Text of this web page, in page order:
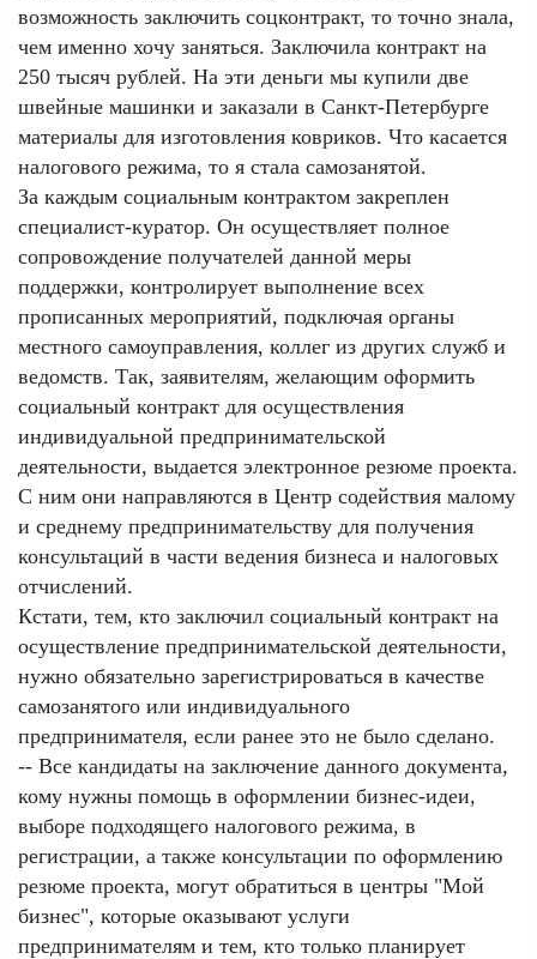
возможность заключить соцконтракт, то точно знала,
чем именно хочу заняться. Заключила контракт на
250 тысяч рублей. На эти деньги мы купили две
швейные машинки и заказали в Санкт-Петербурге
материалы для изготовления ковриков. Что касается
налогового режима, то я стала самозанятой.
За каждым социальным контрактом закреплен
специалист-куратор. Он осуществляет полное
сопровождение получателей данной меры
поддержки, контролирует выполнение всех
прописанных мероприятий, подключая органы
местного самоуправления, коллег из других служб и
ведомств. Так, заявителям, желающим оформить
социальный контракт для осуществления
индивидуальной предпринимательской
деятельности, выдается электронное резюме проекта.
С ним они направляются в Центр содействия малому
и среднему предпринимательству для получения
консультаций в части ведения бизнеса и налоговых
отчислений.
Кстати, тем, кто заключил социальный контракт на
осуществление предпринимательской деятельности,
нужно обязательно зарегистрироваться в качестве
самозанятого или индивидуального
предпринимателя, если ранее это не было сделано.
-- Все кандидаты на заключение данного документа,
кому нужны помощь в оформлении бизнес-идеи,
выборе подходящего налогового режима, в
регистрации, а также консультации по оформлению
резюме проекта, могут обратиться в центры "Мой
бизнес", которые оказывают услуги
предпринимателям и тем, кто только планирует